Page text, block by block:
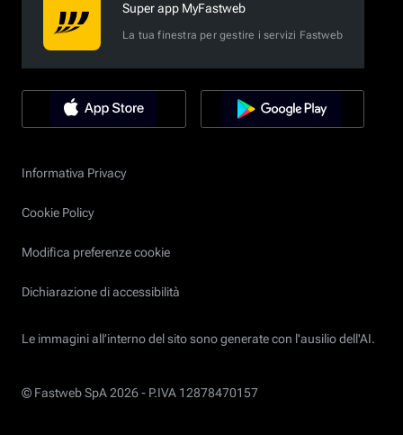
Super app MyFastweb
La tua finestra per gestire i servizi Fastweb
Informativa Privacy
Cookie Policy
Modifica preferenze cookie
Dichiarazione di accessibilità
Le immagini all’interno del sito sono generate con l'ausilio dell'AI.
© Fastweb SpA 2026 - P.IVA 12878470157